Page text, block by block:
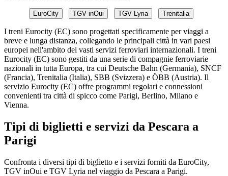
EuroCity TGV inOui TGV Lyria Trenitalia
I treni Eurocity (EC) sono progettati specificamente per viaggi a
breve e lunga distanza, collegando le principali città in vari paesi
europei nell'ambito dei vasti servizi ferroviari internazionali. I treni
Eurocity (EC) sono gestiti da una serie di compagnie ferroviarie
nazionali in tutta Europa, tra cui Deutsche Bahn (Germania), SNCF
(Francia), Trenitalia (Italia), SBB (Svizzera) e ÖBB (Austria). Il
servizio Eurocity (EC) offre programmi regolari e connessioni
convenienti tra città di spicco come Parigi, Berlino, Milano e
Vienna.
Tipi di biglietti e servizi da Pescara a
Parigi
Confronta i diversi tipi di biglietto e i servizi forniti da EuroCity,
TGV inOui e TGV Lyria nel viaggio da Pescara a Parigi.